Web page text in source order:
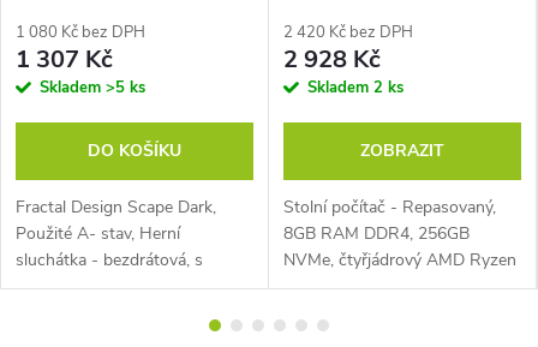
c
h
i
k
1 080 Kč bez DPH
1 307 Kč
Skladem >5 ks
DO KOŠÍKU
Fractal Design Scape Dark,
Použité A- stav, Herní
sluchátka - bezdrátová, s
mikrofonem, přes hlavu, okolo
Bluetooth 5.3, radiofrekvenční
2 420 Kč bez DPH
2 928 Kč
Skladem 2 ks
ZOBRAZIT
Stolní počítač - Repasovaný,
8GB RAM DDR4, 256GB
NVMe, čtyřjádrový AMD Ryzen
5 PRO 2400GE 3,2GHz (Turbo
Windows 10 Pro, DisplayPort,